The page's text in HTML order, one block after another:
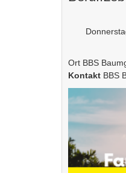
Ort BBS
Kontakt BBS